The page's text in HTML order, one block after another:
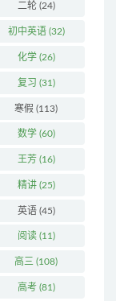
二轮(24)
初中英语(32)
化学(26)
复习 (31)
寒假 (113)
数学(60)
王芳(16)
精讲(25)
英语(45)
阅读(11)
高三 (108)
高考(81)